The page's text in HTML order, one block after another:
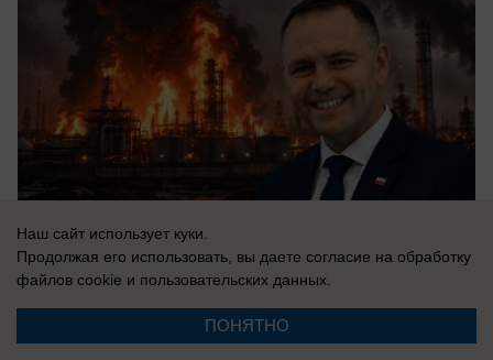
07.08.2026
Наш сайт использует куки.
Продолжая его использовать, вы даете согласие на обработку
файлов cookie и пользовательских данных.
ПОНЯТНО